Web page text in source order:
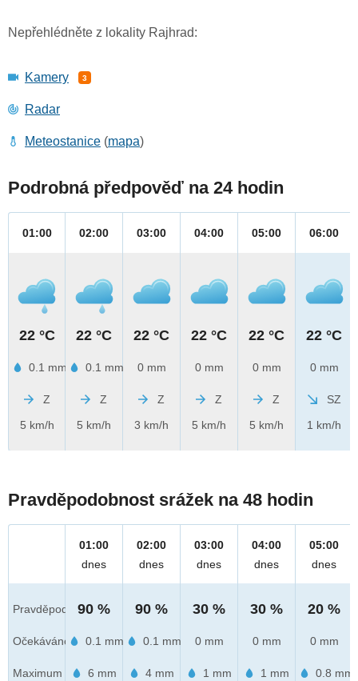
Nepřehlédněte z lokality Rajhrad:
Kamery 3
Radar
Meteostanice (mapa)
Podrobná předpověď na 24 hodin
01:00
22 °C
0.1 mm
Z
5 km/h
02:00
22 °C
0.1 mm
Z
5 km/h
03:00
22 °C
0 mm
Z
3 km/h
04:00
22 °C
0 mm
Z
5 km/h
05:00
22 °C
0 mm
Z
5 km/h
06:00
22 °C
0 mm
SZ
1 km/h
Pravděpodobnost srážek na 48 hodin
Pravděpod.
Očekáváno
Maximum
01:00
dnes
90 %
0.1 mm
6 mm
02:00
dnes
90 %
0.1 mm
4 mm
03:00
dnes
30 %
0 mm
1 mm
04:00
dnes
30 %
0 mm
1 mm
05:00
dnes
20 %
0 mm
0.8 mm